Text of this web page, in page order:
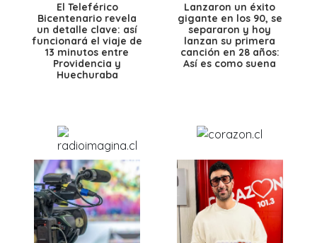
El Teleférico
Bicentenario revela
un detalle clave: así
funcionará el viaje de
13 minutos entre
Providencia y
Huechuraba
Lanzaron un éxito
gigante en los 90, se
separaron y hoy
lanzan su primera
canción en 28 años:
Así es como suena